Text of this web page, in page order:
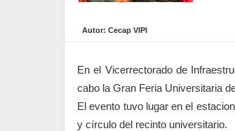
Autor: Cecap VIPI
En el Vicerrectorado de
cabo la Gran Feria Universitaria
El evento tuvo lugar en el
y círculo del recinto universitario.